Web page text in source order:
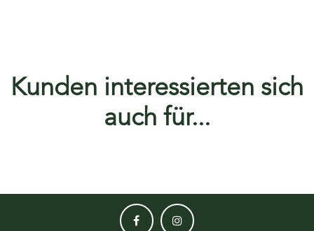
Kunden interessierten sich
auch für...